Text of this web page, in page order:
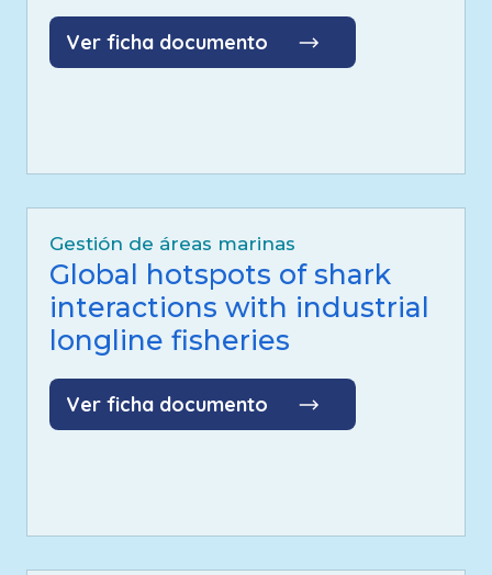
Ver ficha documento
Gestión de áreas marinas
Global hotspots of shark
interactions with industrial
longline fisheries
Ver ficha documento